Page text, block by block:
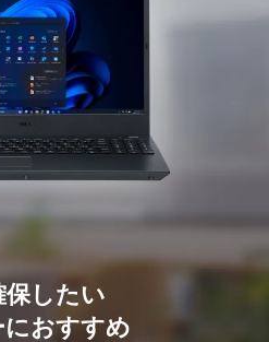
したい
おすすめ